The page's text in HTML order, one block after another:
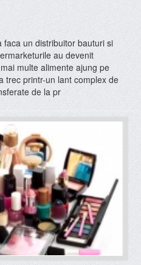
un distribuitor bauturi si
au devenit
multe alimente ajung pe
trec printr-un lant complex de
de la pr